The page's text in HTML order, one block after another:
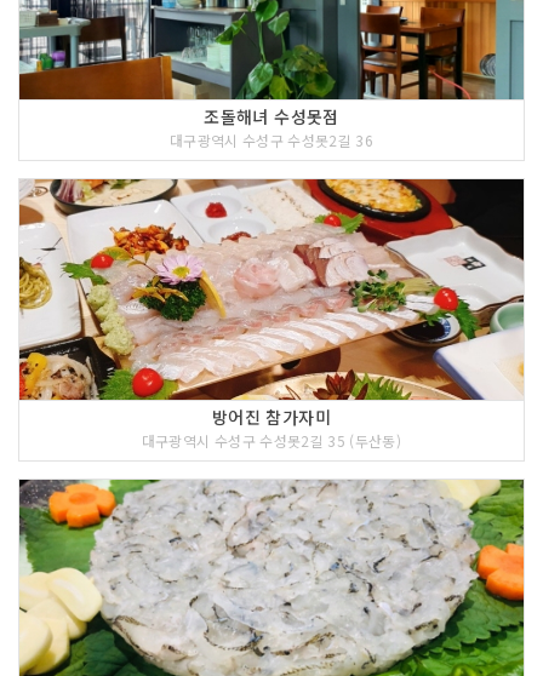
조돌해녀 수성못점
대구광역시 수성구 수성못2길 36
방어진 참가자미
대구광역시 수성구 수성못2길 35 (두산동)